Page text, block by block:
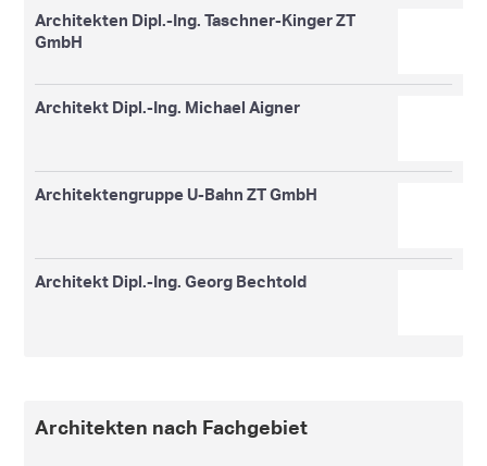
Architekten Dipl.-Ing. Taschner-Kinger ZT
GmbH
Architekt Dipl.-Ing. Michael Aigner
Architektengruppe U-Bahn ZT GmbH
Architekt Dipl.-Ing. Georg Bechtold
Architekten nach Fachgebiet